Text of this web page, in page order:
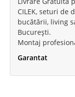
CILEK, seturi de
bucătării, living
București.
Montaj
Garantat